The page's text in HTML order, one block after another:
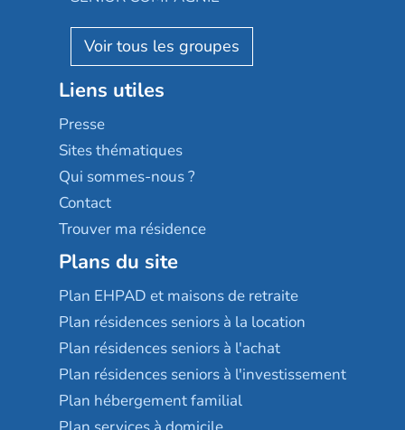
Reseda
Stella management
Les villages d'or
Sérénys
Résidences services Villa Médicis
Résidalya
Groupe aplus
AGE D'OR Services
Liens utiles
Presse
Sites thématiques
Qui sommes-nous ?
Contact
Trouver ma résidence
Plans du site
Plan EHPAD et maisons de retraite
Plan résidences seniors à la location
Plan résidences seniors à l'achat
Plan résidences seniors à l'investissement
Plan hébergement familial